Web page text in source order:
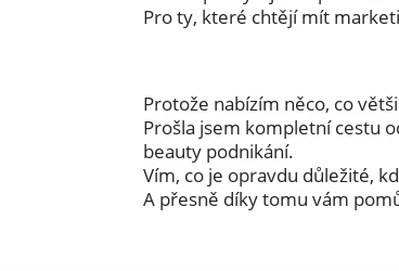
Pro ty, které chtějí mít
Protože nabízím něco, co
Prošla jsem kompletní cestu
beauty podnikání.
Vím, co je opravdu důležité,
A přesně díky tomu vám